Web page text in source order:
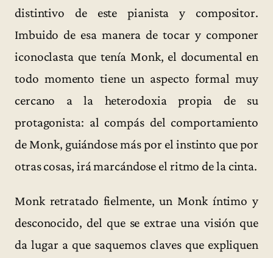
distintivo de este pianista y compositor.
Imbuido de esa manera de tocar y componer
iconoclasta que tenía Monk, el documental en
todo momento tiene un aspecto formal muy
cercano a la heterodoxia propia de su
protagonista: al compás del comportamiento
de Monk, guiándose más por el instinto que por
otras cosas, irá marcándose el ritmo de la cinta.
Monk retratado fielmente, un Monk íntimo y
desconocido, del que se extrae una visión que
da lugar a que saquemos claves que expliquen